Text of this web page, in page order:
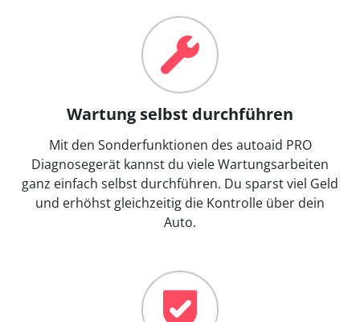
Wartung selbst durchführen
Mit den Sonderfunktionen des autoaid PRO
Diagnosegerät kannst du viele Wartungsarbeiten
ganz einfach selbst durchführen. Du sparst viel Geld
und erhöhst gleichzeitig die Kontrolle über dein
Auto.